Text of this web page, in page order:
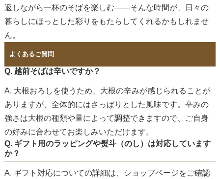
返しながら一杯のそばを楽しむ——そんな時間が、日々の
暮らしにほっとした彩りをもたらしてくれるかもしれませ
ん。
よくあるご質問
Q. 越前そばは辛いですか？
A. 大根おろしを使うため、大根の辛みが感じられることが
ありますが、全体的にはさっぱりとした風味です。辛みの
強さは大根の種類や量によって調整できますので、ご自身
の好みに合わせてお楽しみいただけます。
Q. ギフト用のラッピングや熨斗（のし）は対応しています
か？
A. ギフト対応についての詳細は、ショップページをご確認